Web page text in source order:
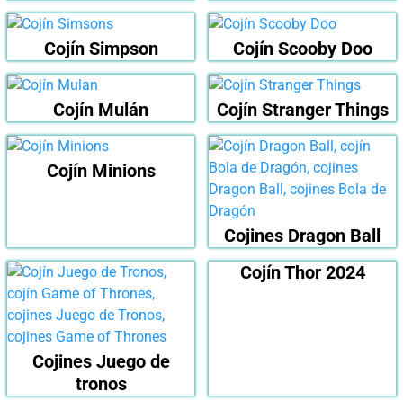
Cojín Simpson Cojín Scooby Doo
Cojín Mulán Cojín Stranger Things
Cojín Minions
Cojines Dragon Ball
Cojines Juego de
tronos
Cojín Thor 2024